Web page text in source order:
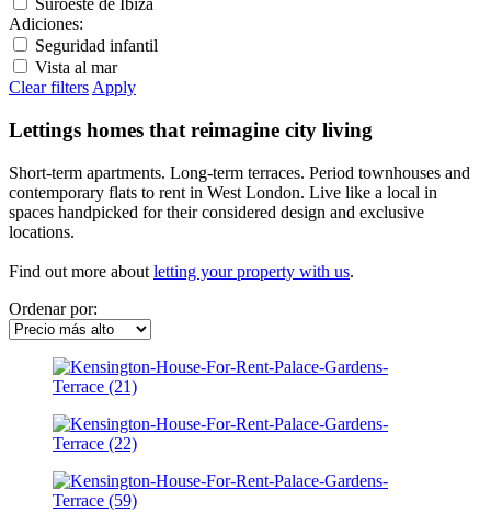
Suroeste de Ibiza
Adiciones:
Seguridad infantil
Vista al mar
Clear filters Apply
Lettings homes that reimagine city living
Short-term apartments. Long-term terraces. Period townhouses and
contemporary flats to rent in West London. Live like a local in
spaces handpicked for their considered design and exclusive
locations.
Find out more about letting your property with us.
Ordenar por: